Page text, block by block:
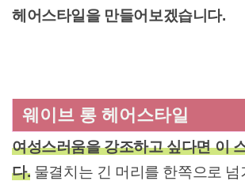
헤어스타일을 만들어보겠습니다.
웨이브 롱 헤어스타일
여성스러움을 강조하고 싶다면 이
다. 물결치는 긴 머리를 한쪽으로 넘